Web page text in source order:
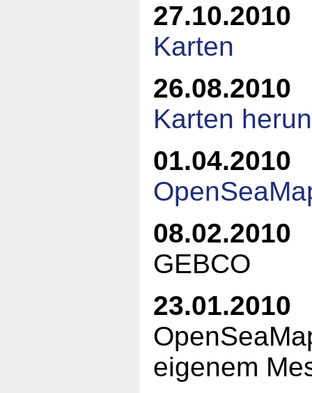
27.10.2010
Karten
26.08.2010
Karten
01.04.2010
08.02.2010
GEBCO
23.01.2010
eigenem